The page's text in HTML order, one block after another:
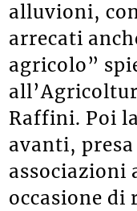
alluvioni,
arrecati
agricolo”
Raffini. Poi
avanti,
associazioni
occasione di